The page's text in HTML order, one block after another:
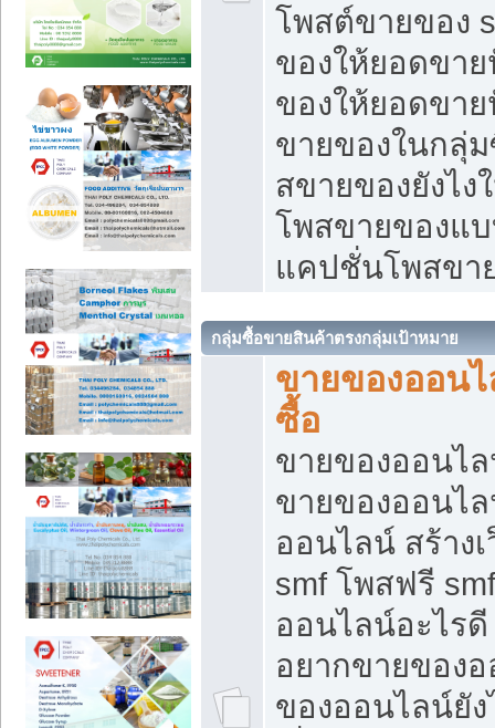
โพสต์ขายของ
ของให้ยอดขา
ของให้ยอดขา
ขายของในกลุ่
สขายของยังไ
โพสขายของแ
แคปชั่นโพสขา
กลุ่มซื้อขายสินค้าตรงกลุ่มเป้าหมาย
ขายของออน
ซื้อ
ขายของออนไล
ขายของออนไ
ออนไลน์ สร้าง
smf โพสฟรี
ออนไลน์อะไร
อยากขายของ
ของออนไลน์ยั